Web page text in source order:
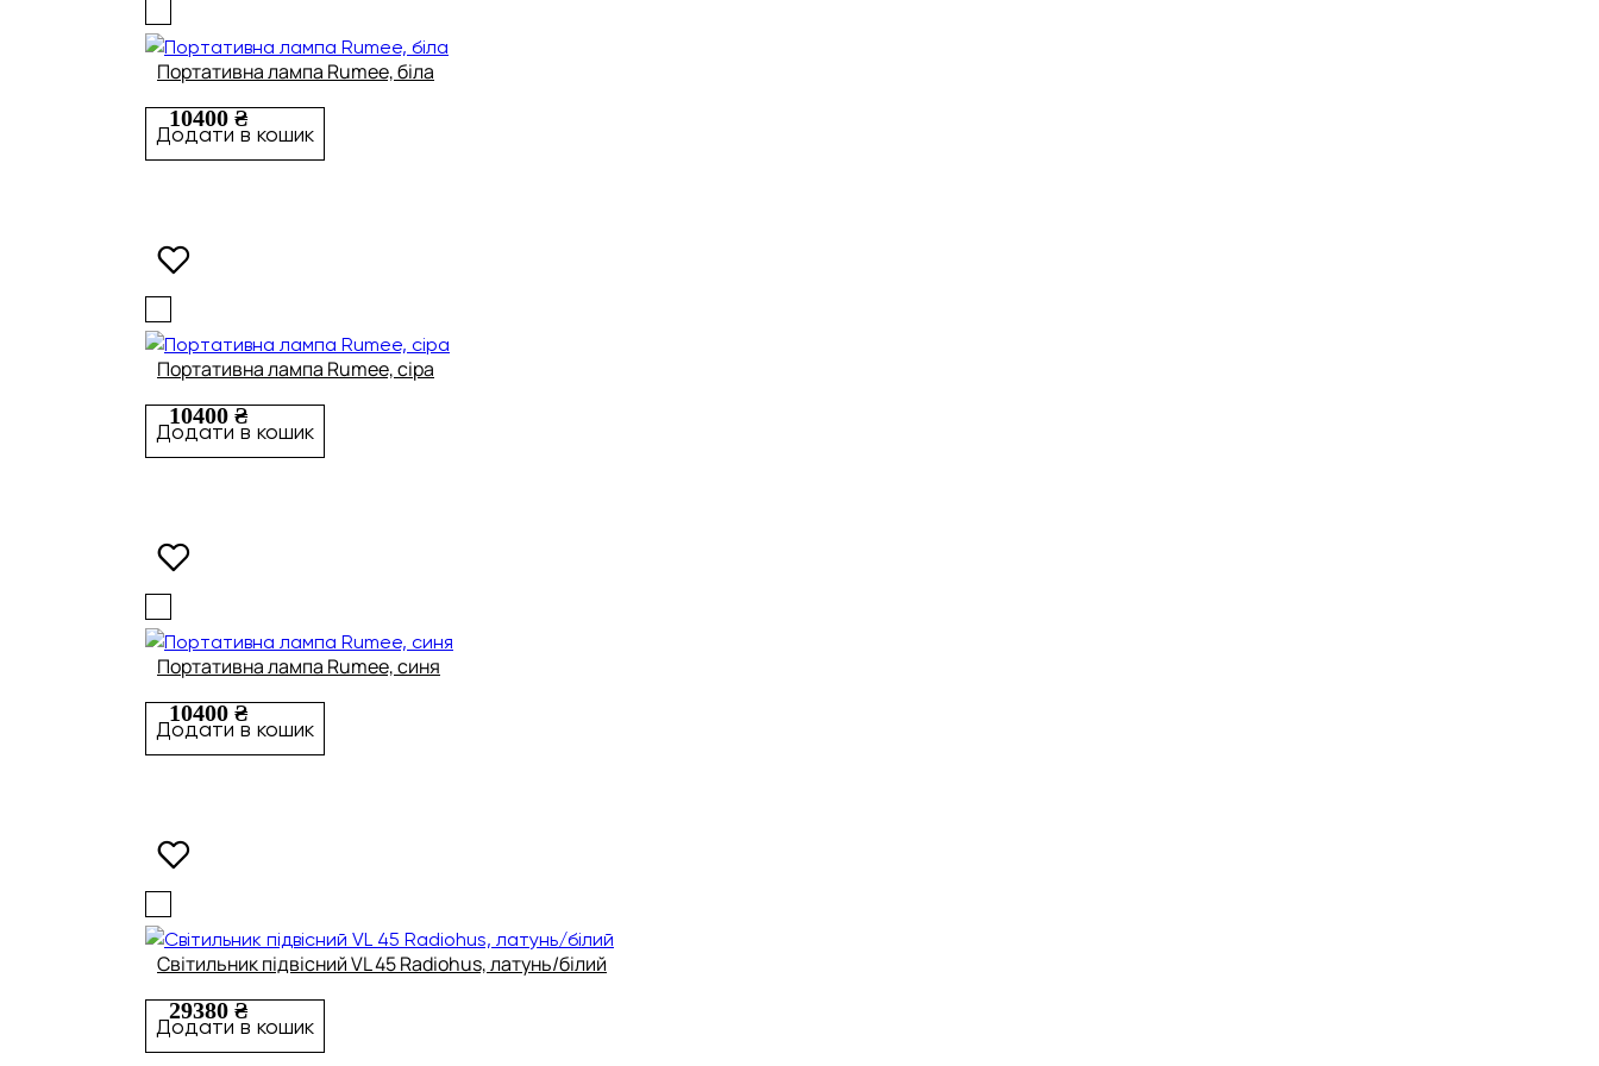
Портативна лампа Rumee, біла
10400 ₴
Додати в кошик
Портативна лампа Rumee, сіра
10400 ₴
Додати в кошик
Портативна лампа Rumee, синя
10400 ₴
Додати в кошик
Світильник підвісний VL 45 Radiohus, латунь/білий
29380 ₴
Додати в кошик